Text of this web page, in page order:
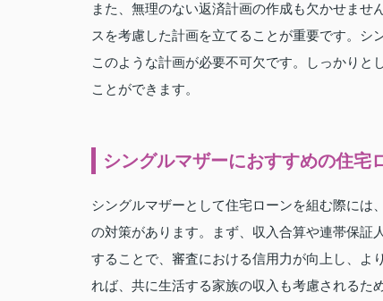
また、無理のない返済計画の作成も欠かせま
スを考慮した計画を立てることが重要です。
このような計画が必要不可欠です。しっかり
ことができます。
シングルマザーにおすすめの住宅
シングルマザーとして住宅ローンを組む際には
の対策があります。まず、収入合算や連帯保証
することで、審査における信用力が向上し、よ
れば、共に生活する家族の収入も考慮されるた